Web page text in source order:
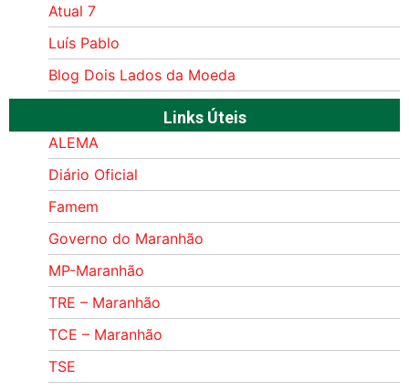
Atual 7
Luís Pablo
Blog Dois Lados da Moeda
Links Úteis
ALEMA
Diário Oficial
Famem
Governo do Maranhão
MP-Maranhão
TRE – Maranhão
TCE – Maranhão
TSE